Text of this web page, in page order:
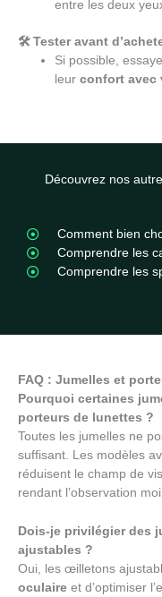
entre les deux
🛠 Tester avant
Si possible,
leurconfort avec
Découvrez nos
Comment bien
Comprendre les
Comprendre les
FAQ : Jumelles et
Pourquoi certaines
porteurs de lunettes ?
Toutes les jumelles ne
suffisant. Les modèles
réduisent le champ de
rendant l’observation
Dois-je privilégier des
ajustables ?
Oui, les œilletons
oculaire et d’optimiser